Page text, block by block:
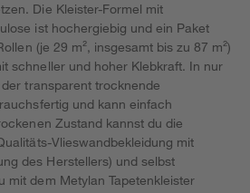
Die Kleister-Formel mit
ist hochergiebig und ein Paket
(je 29 m², insgesamt bis zu 87 m²)
schneller und hoher Klebkraft. In nur
transparent trocknende
und kann einfach
Zustand kannst du die
Vlieswandbekleidung mit
des Herstellers) und selbst
mit dem Metylan Tapetenkleister